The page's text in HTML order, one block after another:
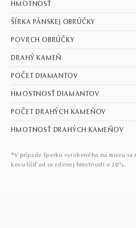
HMOTNOSŤ
ŠÍRKA PÁNSKEJ OBRÚČKY
POVRCH OBRÚČKY
DRAHÝ KAMEŇ
POČET DIAMANTOV
HMOSTNOSŤ DIAMANTOV
POČET DRAHÝCH KAMEŇOV
HMOTNOSŤ DRAHÝCH KAMEŇOV
*V prípade šperku vyrobeného na mieru sa
kovu líšiť od uvedenej hmotnosti o 20%.